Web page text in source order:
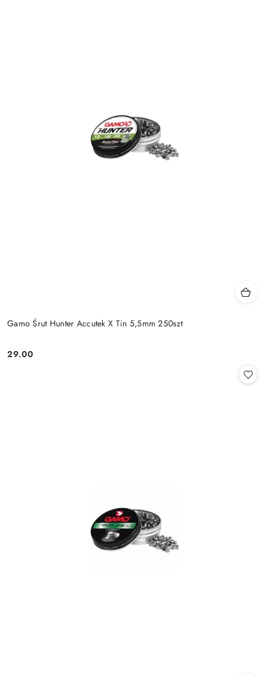
Gamo Śrut Hunter Accutek X Tin 5,5mm 250szt
Cena:
29.00